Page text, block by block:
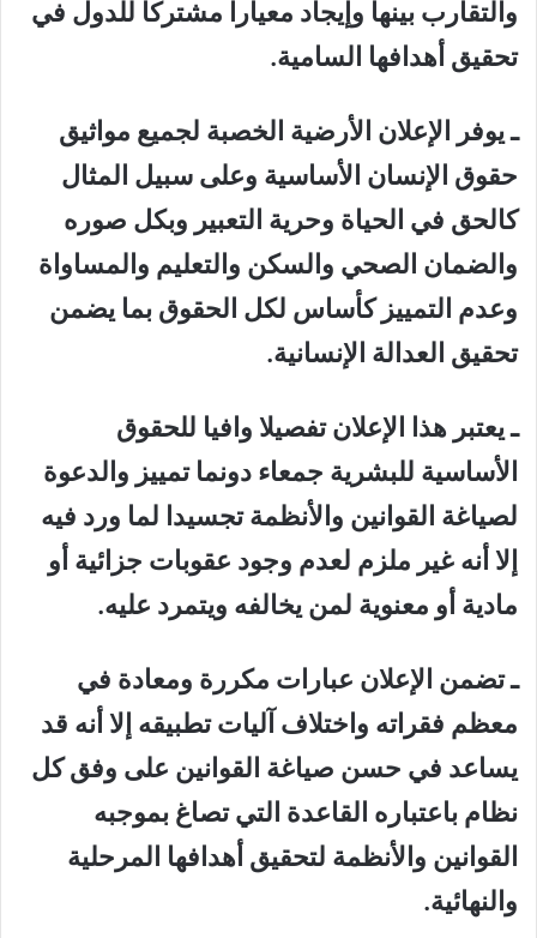
والتقارب بينها وإيجاد معيارا مشتركا للدول في
تحقيق أهدافها السامية.
ـ يوفر الإعلان الأرضية الخصبة لجميع مواثيق
حقوق الإنسان الأساسية وعلى سبيل المثال
كالحق في الحياة وحرية التعبير وبكل صوره
والضمان الصحي والسكن والتعليم والمساواة
وعدم التمييز كأساس لكل الحقوق بما يضمن
تحقيق العدالة الإنسانية.
ـ يعتبر هذا الإعلان تفصيلا وافيا للحقوق
الأساسية للبشرية جمعاء دونما تمييز والدعوة
لصياغة القوانين والأنظمة تجسيدا لما ورد فيه
إلا أنه غير ملزم لعدم وجود عقوبات جزائية أو
مادية أو معنوية لمن يخالفه ويتمرد عليه.
ـ تضمن الإعلان عبارات مكررة ومعادة في
معظم فقراته واختلاف آليات تطبيقه إلا أنه قد
يساعد في حسن صياغة القوانين على وفق كل
نظام باعتباره القاعدة التي تصاغ بموجبه
القوانين والأنظمة لتحقيق أهدافها المرحلية
والنهائية.